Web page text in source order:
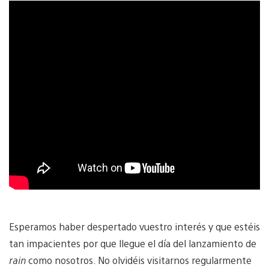
Esperamos haber despertado vuestro interés y que estéis
tan impacientes por que llegue el día del lanzamiento de
raincomo nosotros. No olvidéis visitarnos regularmente